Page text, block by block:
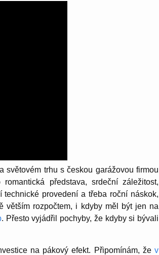
trhu s českou garážovou firmou
představa, srdeční záležitost,
provedení a třeba roční náskok,
větším rozpočtem, i kdyby měl být jen na
. Přesto vyjádřil pochyby, že kdyby si bývali
na pákový efekt. Připomínám, že v